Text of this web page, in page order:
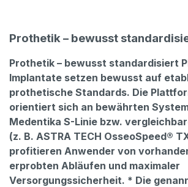
Prothetik – bewusst
Prothetik – bewusst standardisiert
Implantate setzen bewusst auf
prothetische Standards. Die
orientiert sich an bewährten
Medentika S-Linie bzw.
(z. B. ASTRA TECH OsseoSpeed®
profitieren Anwender von
erprobten Abläufen und maximaler
Versorgungssicherheit. * Die